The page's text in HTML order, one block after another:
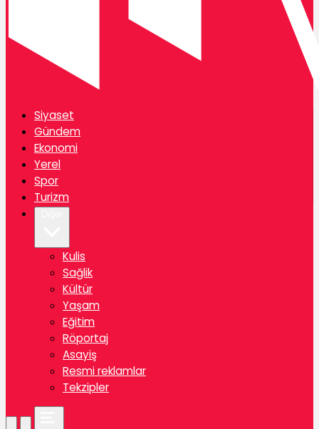
Siyaset
Gündem
Ekonomi
Yerel
Spor
Turizm
Kulis
Sağlik
Kültür
Yaşam
Eğitim
Röportaj
Asayiş
Resmi reklamlar
Tekzipler